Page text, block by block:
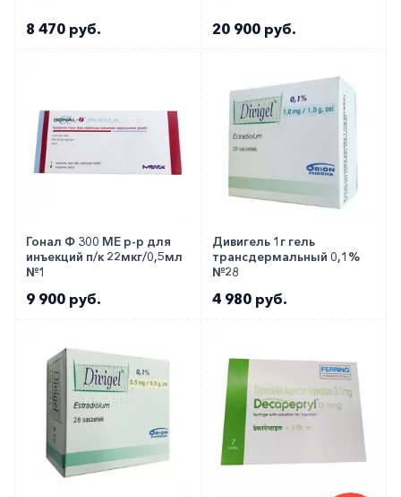
8 470 руб. 20 900 руб.
Гонал Ф 300 МЕ р-р для
инъекций п/к 22мкг/0,5мл
№1
9 900 руб.
Дивигель 1г гель
трансдермальный 0,1%
№28
4 980 руб.